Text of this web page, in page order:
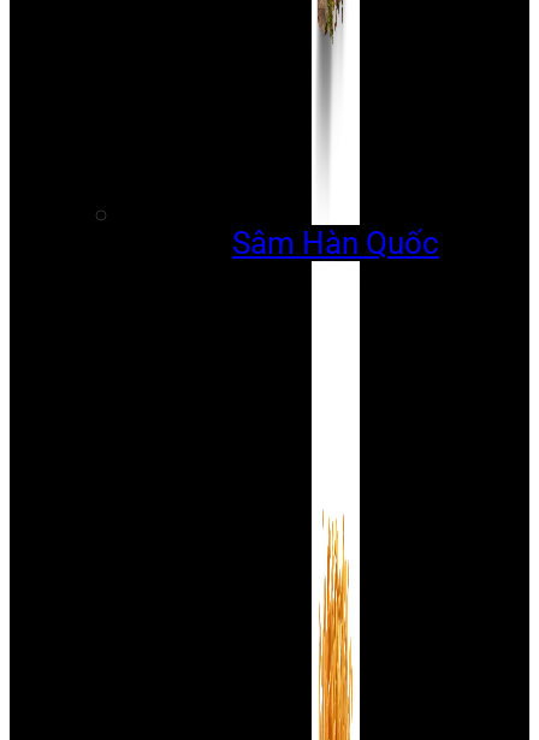
Sâm Hàn Quốc